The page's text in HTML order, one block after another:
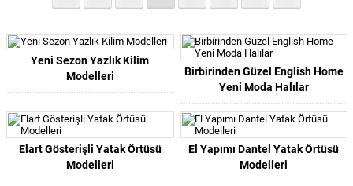
Yeni Sezon Yazlık Kilim
Modelleri
Birbirinden Güzel English Home
Yeni Moda Halılar
Elart Gösterişli Yatak Örtüsü
Modelleri
El Yapımı Dantel Yatak Örtüsü
Modelleri